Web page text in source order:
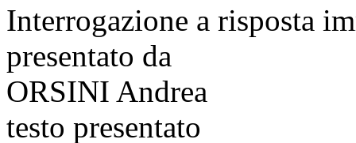
Interrogazione a risposta
presentato da
ORSINI Andrea
testo presentato